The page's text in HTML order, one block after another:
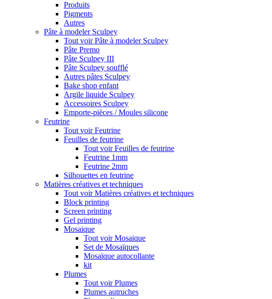
Produits
Pigments
Autres
Pâte à modeler Sculpey
Tout voir Pâte à modeler Sculpey
Pâte Premo
Pâte Sculpey III
Pâte Sculpey soufflé
Autres pâtes Sculpey
Bake shop enfant
Argile liquide Sculpey
Accessoires Sculpey
Emporte-pièces / Moules silicone
Feutrine
Tout voir Feutrine
Feuilles de feutrine
Tout voir Feuilles de feutrine
Feutrine 1mm
Feutrine 2mm
Silhouettes en feutrine
Matières créatives et techniques
Tout voir Matières créatives et techniques
Block printing
Screen printing
Gel printing
Mosaique
Tout voir Mosaique
Set de Mosaïques
Mosaïque autocollante
kit
Plumes
Tout voir Plumes
Plumes autruches